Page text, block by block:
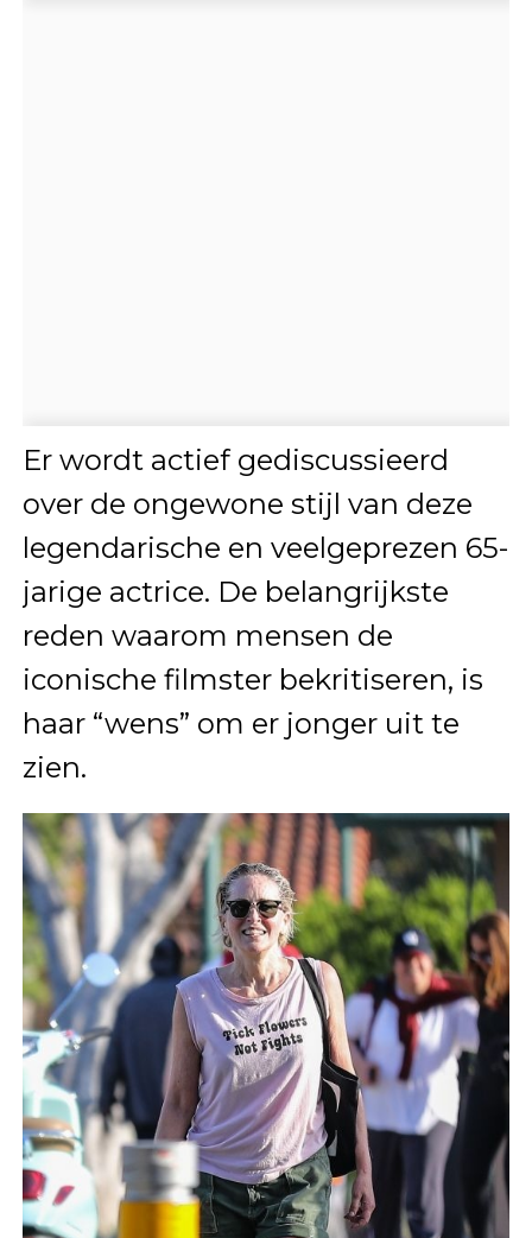
Er wordt actief gediscussieerd
over de ongewone stijl van deze
legendarische en veelgeprezen 65-
jarige actrice. De belangrijkste
reden waarom mensen de
iconische filmster bekritiseren, is
haar “wens” om er jonger uit te
zien.